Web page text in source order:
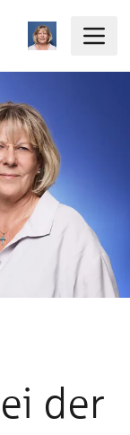
der